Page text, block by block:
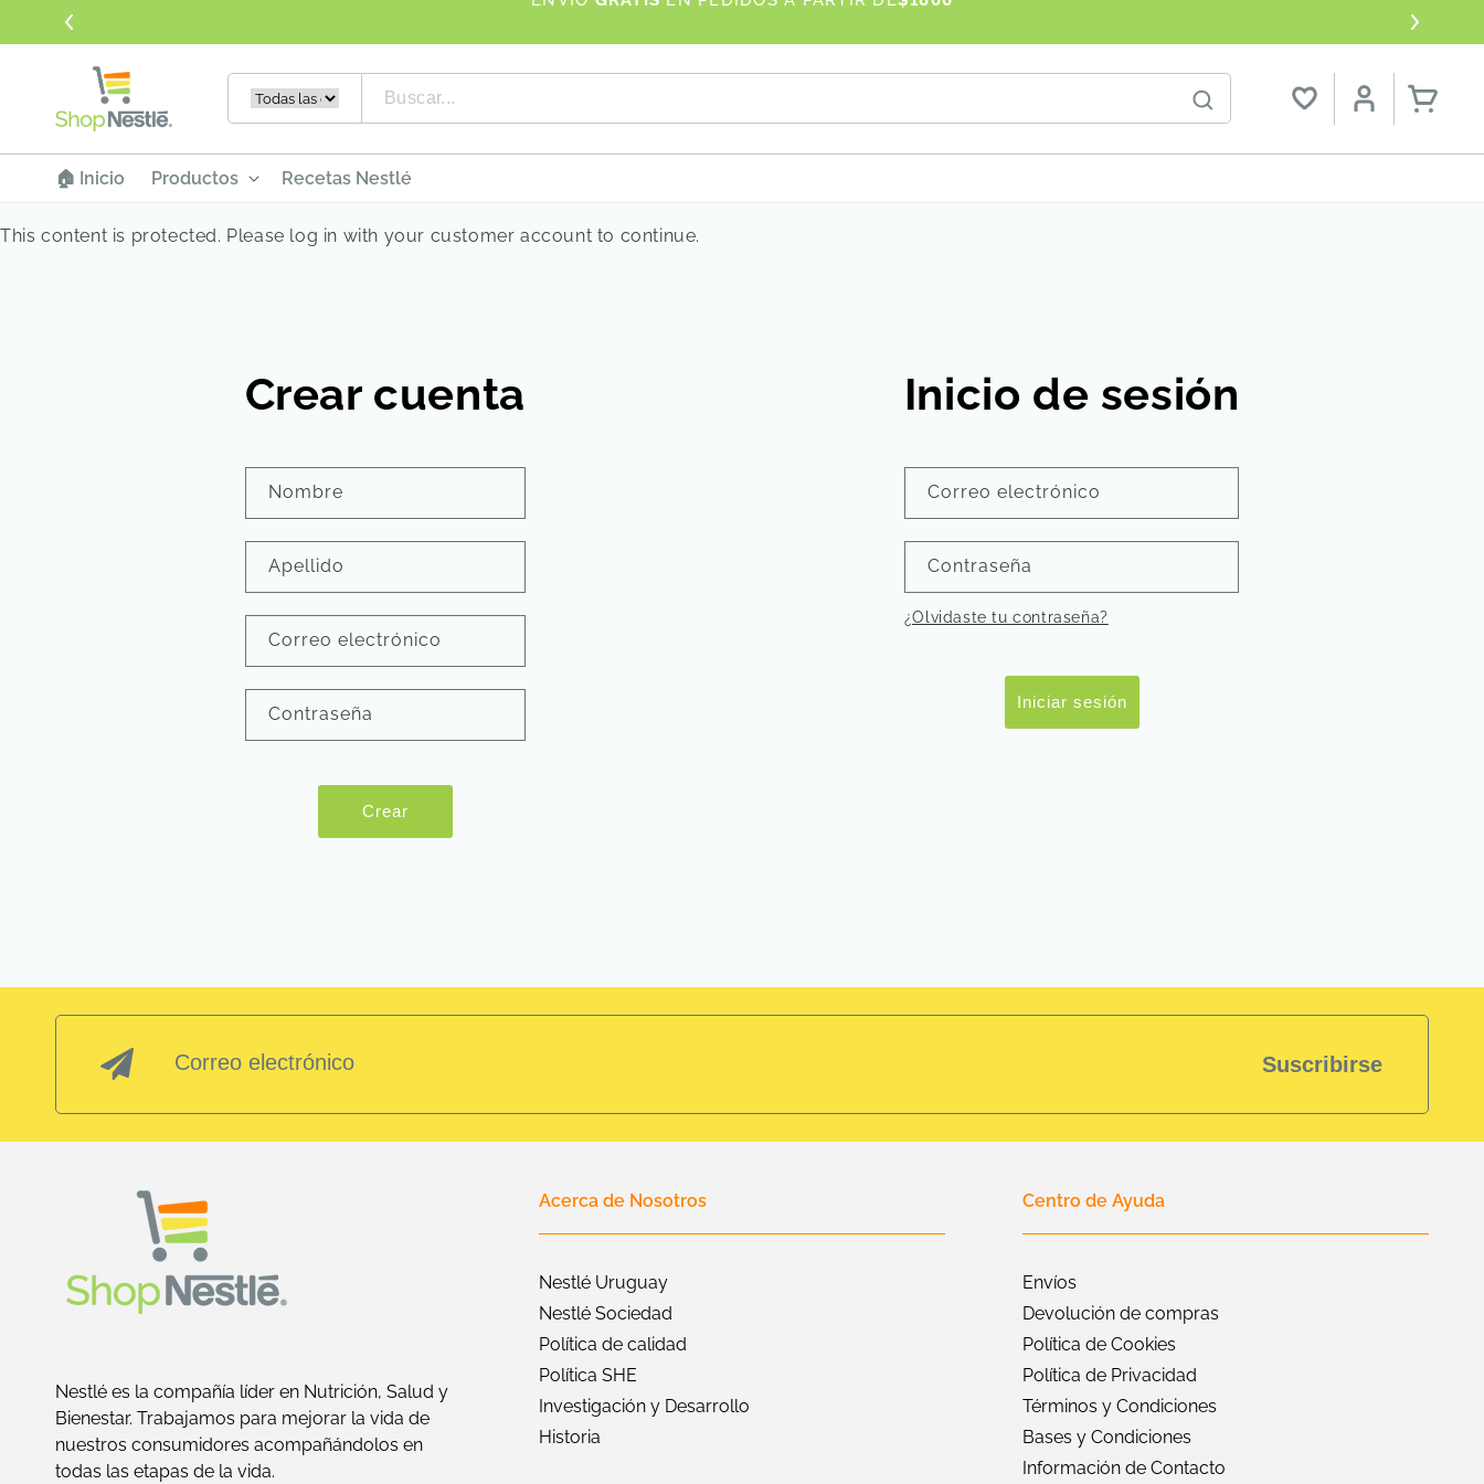
Ir directamente
al contenido
INFO
Carrito
🏠 Inicio Productos Recetas Nestlé
This content is protected. Please log in with your customer account to continue.
Crear cuenta
Nombre
Apellido
Correo electrónico
Contraseña
Crear
Inicio de sesión
Correo electrónico
Contraseña
¿Olvidaste tu contraseña?
Iniciar sesión
Suscribirse
Nestlé es la compañía líder en Nutrición, Salud y
Bienestar. Trabajamos para mejorar la vida de
nuestros consumidores acompañándolos en
todas las etapas de la vida.
Acerca de Nosotros
Nestlé Uruguay
Nestlé Sociedad
Política de calidad
Política SHE
Investigación y Desarrollo
Historia
Centro de Ayuda
Envíos
Devolución de compras
Política de Cookies
Política de Privacidad
Términos y Condiciones
Bases y Condiciones
Información de Contacto